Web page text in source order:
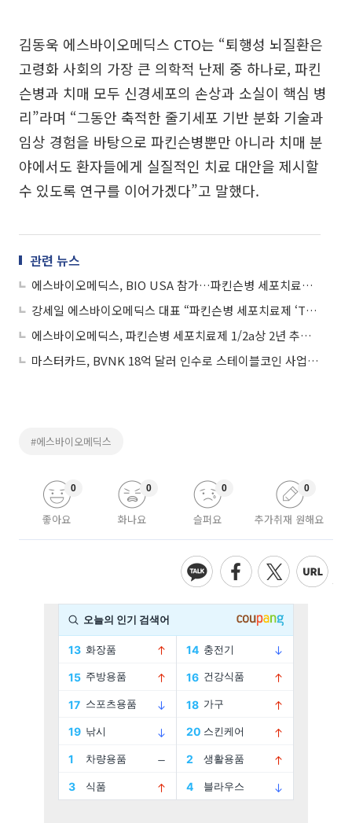
김동욱 에스바이오메딕스 CTO는 “퇴행성 뇌질환은
고령화 사회의 가장 큰 의학적 난제 중 하나로, 파킨
슨병과 치매 모두 신경세포의 손상과 소실이 핵심 병
리”라며 “그동안 축적한 줄기세포 기반 분화 기술과
임상 경험을 바탕으로 파킨슨병뿐만 아니라 치매 분
야에서도 환자들에게 실질적인 치료 대안을 제시할
수 있도록 연구를 이어가겠다”고 말했다.
관련 뉴스
에스바이오메딕스, BIO USA 참가…파킨슨병 세포치료제 글로벌 파트너십 확대
강세일 에스바이오메딕스 대표 “파킨슨병 세포치료제 ‘TED-A9’ 2년 추적 성공…글로벌 탑티어 입지 확보”
에스바이오메딕스, 파킨슨병 세포치료제 1/2a상 2년 추적 성공…"美 임상 3상 추진"
마스터카드, BVNK 18억 달러 인수로 스테이블코인 사업 본격 확장
#에스바이오메딕스
좋아요
0
화나요
0
슬퍼요
0
추가취재 원해요
0